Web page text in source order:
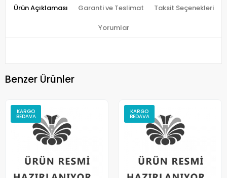
Ürün Açıklaması Garanti ve Teslimat Taksit Seçenekleri
Yorumlar
Benzer Ürünler
KARGO
BEDAVA
KARGO
BEDAVA